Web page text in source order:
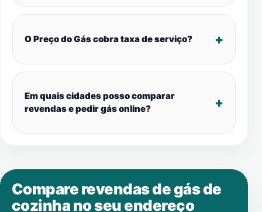
O Preço do Gás cobra taxa de serviço?
Em quais cidades posso comparar
revendas e pedir gás online?
Compare revendas de gás de
cozinha no seu endereço